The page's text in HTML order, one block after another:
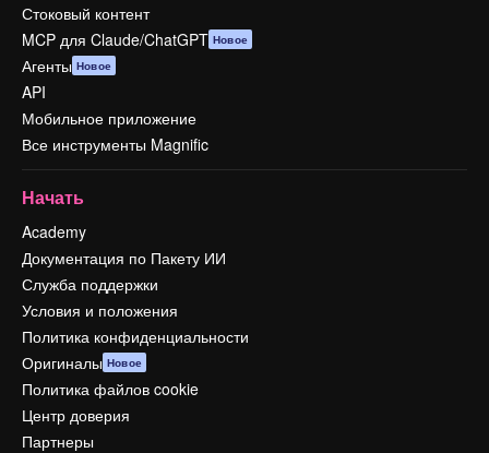
Стоковый контент
MCP для Claude/ChatGPT Новое
Агенты Новое
API
Мобильное приложение
Все инструменты Magnific
Начать
Academy
Документация по Пакету ИИ
Служба поддержки
Условия и положения
Политика конфиденциальности
Оригиналы Новое
Политика файлов cookie
Центр доверия
Партнеры